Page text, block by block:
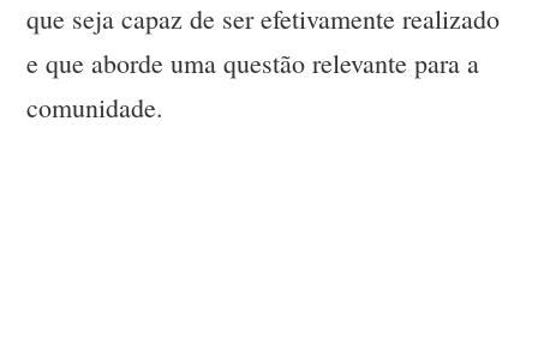
que seja capaz de ser efetivamente realizado
e que aborde uma questão relevante para a
comunidade.